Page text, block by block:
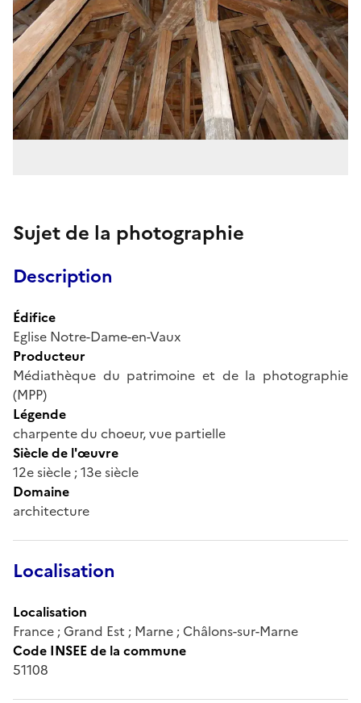
Sujet de la photographie
Description
Édifice
Eglise Notre-Dame-en-Vaux
Producteur
Médiathèque du patrimoine et de la photographie
(MPP)
Légende
charpente du choeur, vue partielle
Siècle de l'œuvre
12e siècle ; 13e siècle
Domaine
architecture
Localisation
Localisation
France ; Grand Est ; Marne ; Châlons-sur-Marne
Code INSEE de la commune
51108